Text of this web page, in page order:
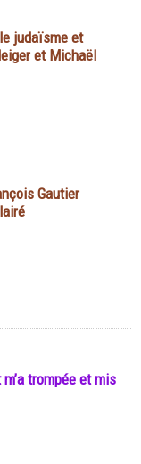
judaïsme et
et Michaël
Gautier
trompée et mis